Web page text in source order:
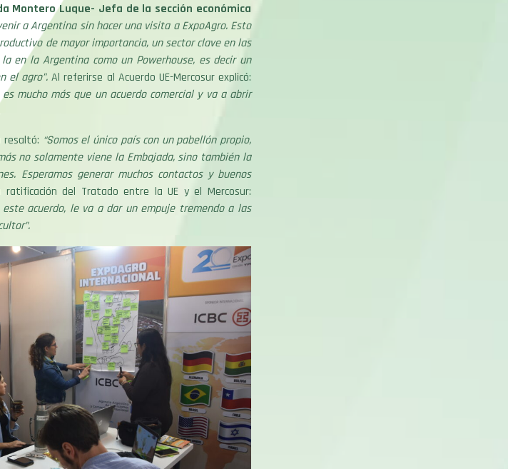
Montero Luque- Jefa de la sección económica
a Argentina sin hacer una visita a ExpoAgro. Esto
de mayor importancia, un sector clave en las
en la Argentina como un Powerhouse, es decir un
el agro”. Al referirse al Acuerdo UE-Mercosur explicó:
mucho más que un acuerdo comercial y va a abrir
resaltó: “Somos el único país con un pabellón propio,
no solamente viene la Embajada, sino también la
Esperamos generar muchos contactos y buenos
del Tratado entre la UE y el Mercosur:
acuerdo, le va a dar un empuje tremendo a las